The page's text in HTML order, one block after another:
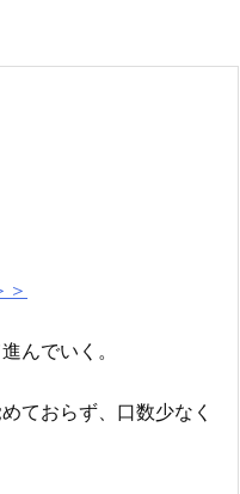
＞
んでいく。
ておらず、口数少なく